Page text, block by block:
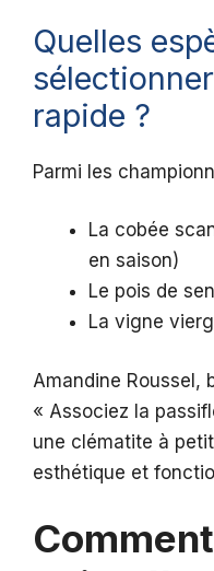
Quelles
rapide ?
Parmi les
La cobée
en saison)
Le pois de
La vigne
Amandine Roussel,
« Associez la
une clématite à
esthétique et